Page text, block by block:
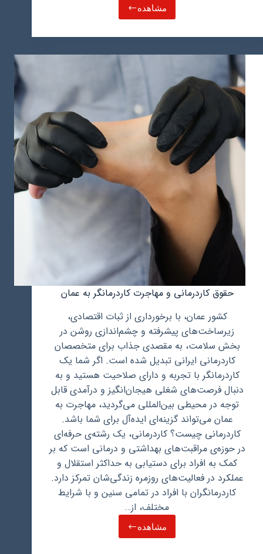
مشاهدهشرایط
هزینه
به
حقوق کاردرمانی و مهاجرت کاردرمانگر به عمان
کشور عمان، با برخورداری از ثبات اقتصادی،
زیرساخت‌های پیشرفته و چشم‌اندازی روشن در
بخش سلامت، به مقصدی جذاب برای متخصصان
کاردرمانی ایرانی تبدیل شده است. اگر شما یک
کاردرمانگر با تجربه و دارای صلاحیت هستید و به
دنبال فرصت‌های شغلی هیجان‌انگیز و درآمدی قابل
توجه در محیطی بین‌المللی می‌گردید، مهاجرت به
عمان می‌تواند گزینه‌ای ایده‌آل برای شما باشد.
کاردرمانی چیست؟ کاردرمانی، یک رشته‌ی حرفه‌ای
در حوزه‌ی مراقبت‌های بهداشتی و درمانی است که بر
کمک به افراد برای دستیابی به حداکثر استقلال و
عملکرد در فعالیت‌های روزمره زندگی‌شان تمرکز دارد.
کاردرمانگران با افراد در تمامی سنین و با شرایط
مختلف، از…
مشاهدهحقوق